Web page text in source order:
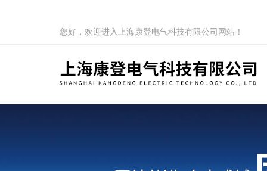
您好，欢迎进入上海康登电气科技有限公司网站！